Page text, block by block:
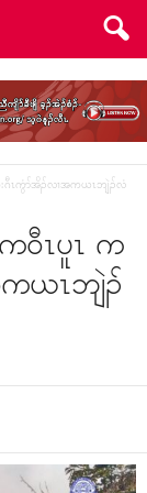
ဂီၤကွံာ်အိၣ်လၢအကယၤဘျဲၣ်လံ
၀ီၤပူၤ က
ယၤဘျဲၣ်